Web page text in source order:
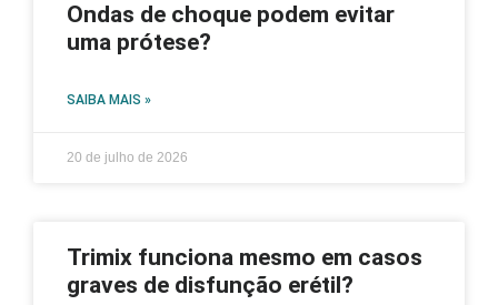
Ondas de choque podem evitar
uma prótese?
SAIBA MAIS »
20 de julho de 2026
Trimix funciona mesmo em casos
graves de disfunção erétil?